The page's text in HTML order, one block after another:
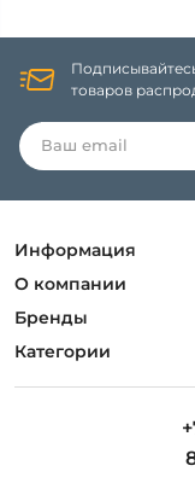
товаров
Информация
Политика
Гарантия
Оплата и доставка
О компании
О компании
Контакты
Бренды
Artelamp
Категории
Люстры